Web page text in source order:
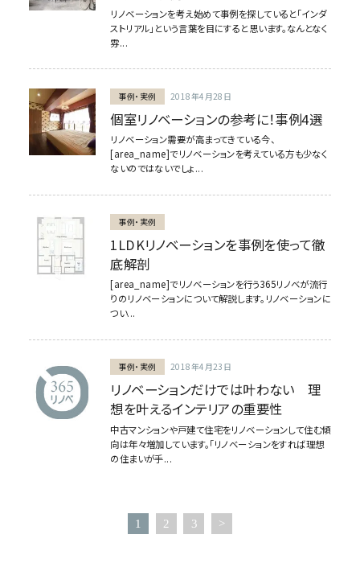
リノベーションを考え始めて事例を探していると「インダ
ストリアル」という言葉を目にすると思います。なんとなく
雰...
事例・実例 2018年4月28日
個室リノベーションの参考に！事例4選
リノベーション需要が高まってきている今、
[area_name]でリノベーションを考えている方も少なく
ないのではないでしょ...
事例・実例
1LDKリノベーションを事例を使って徹
底解剖
[area_name]でリノベーションを行う365リノベが流行
りのリノベーションについて解説します。リノベーションに
つい...
事例・実例 2018年4月23日
リノベーションだけでは叶わない 理
想を叶えるインテリアの重要性
中古マンションや戸建て住宅をリノベーションして住む傾
向は年々増加しています。「リノベーションをすれば理想
の住まいが手...
1 2 3 >